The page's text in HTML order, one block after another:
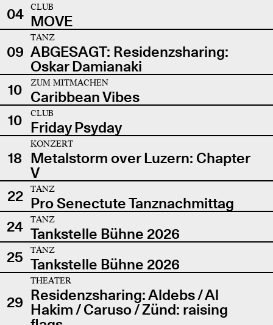
04
CLUB
MOVE
09
TANZ
ABGESAGT: Residenzsharing:
Oskar Damianaki
10
ZUM MITMACHEN
Caribbean Vibes
10
CLUB
Friday Psyday
18
KONZERT
Metalstorm over Luzern: Chapter
V
22
TANZ
Pro Senectute Tanznachmittag
24
TANZ
Tankstelle Bühne 2026
25
TANZ
Tankstelle Bühne 2026
29
THEATER
Residenzsharing: Aldebs / Al
Hakim / Caruso / Zünd: raising